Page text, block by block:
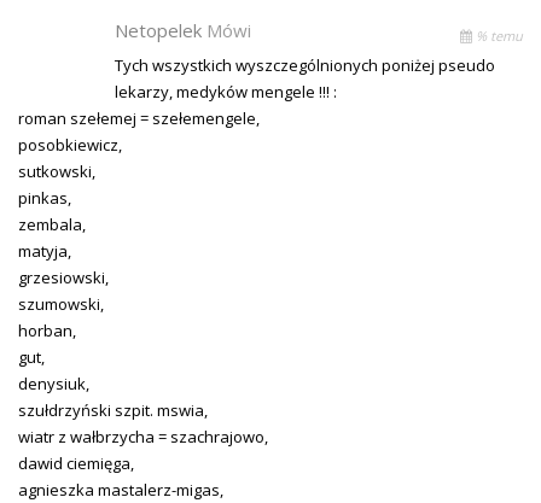
Netopelek Mówi % temu
Tych wszystkich wyszczególnionych poniżej pseudo
lekarzy, medyków mengele !!! :
roman szełemej = szełemengele,
posobkiewicz,
sutkowski,
pinkas,
zembala,
matyja,
grzesiowski,
szumowski,
horban,
gut,
denysiuk,
szułdrzyński szpit. mswia,
wiatr z wałbrzycha = szachrajowo,
dawid ciemięga,
agnieszka mastalerz-migas,